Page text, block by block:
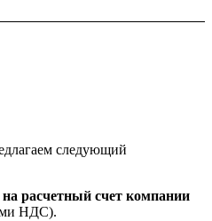
следующий
расчетный счет компании
НДС).